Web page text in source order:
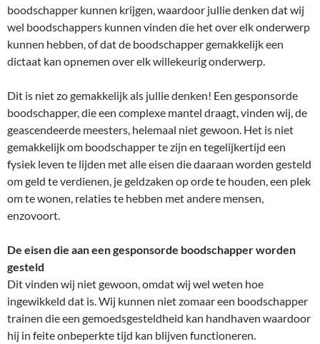
boodschapper kunnen krijgen, waardoor jullie denken dat wij
wel boodschappers kunnen vinden die het over elk onderwerp
kunnen hebben, of dat de boodschapper gemakkelijk een
dictaat kan opnemen over elk willekeurig onderwerp.
Dit is niet zo gemakkelijk als jullie denken! Een gesponsorde
boodschapper, die een complexe mantel draagt, vinden wij, de
geascendeerde meesters, helemaal niet gewoon. Het is niet
gemakkelijk om boodschapper te zijn en tegelijkertijd een
fysiek leven te lijden met alle eisen die daaraan worden gesteld
om geld te verdienen, je geldzaken op orde te houden, een plek
om te wonen, relaties te hebben met andere mensen,
enzovoort.
De eisen die aan een gesponsorde boodschapper worden
gesteld
Dit vinden wij niet gewoon, omdat wij wel weten hoe
ingewikkeld dat is. Wij kunnen niet zomaar een boodschapper
trainen die een gemoedsgesteldheid kan handhaven waardoor
hij in feite onbeperkte tijd kan blijven functioneren.